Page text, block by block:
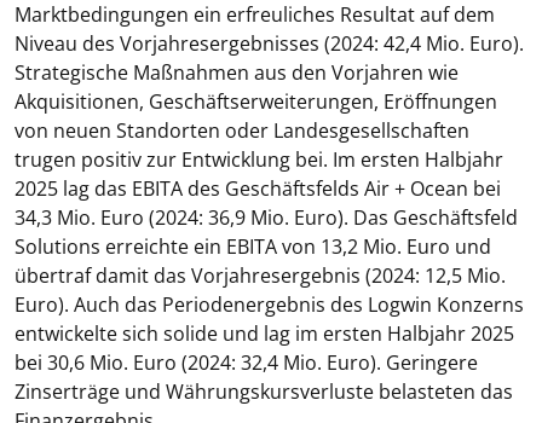
Marktbedingungen ein erfreuliches Resultat auf dem
Niveau des Vorjahresergebnisses (2024: 42,4 Mio. Euro).
Strategische Maßnahmen aus den Vorjahren wie
Akquisitionen, Geschäftserweiterungen, Eröffnungen
von neuen Standorten oder Landesgesellschaften
trugen positiv zur Entwicklung bei. Im ersten Halbjahr
2025 lag das EBITA des Geschäftsfelds Air + Ocean bei
34,3 Mio. Euro (2024: 36,9 Mio. Euro). Das Geschäftsfeld
Solutions erreichte ein EBITA von 13,2 Mio. Euro und
übertraf damit das Vorjahresergebnis (2024: 12,5 Mio.
Euro). Auch das Periodenergebnis des Logwin Konzerns
entwickelte sich solide und lag im ersten Halbjahr 2025
bei 30,6 Mio. Euro (2024: 32,4 Mio. Euro). Geringere
Zinserträge und Währungskursverluste belasteten das